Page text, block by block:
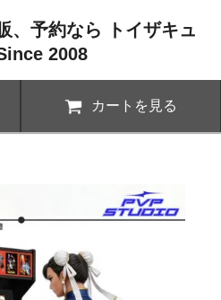
、予約なら トイザキュ
2008
カートを見る